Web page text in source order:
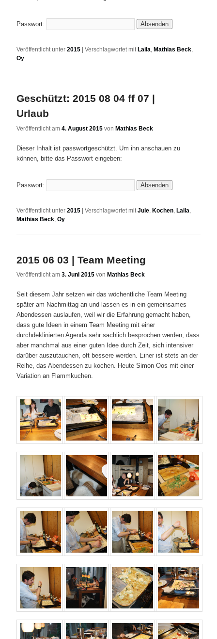
Passwort:
Veröffentlicht unter 2015 |Verschlagwortet mit Laila, Mathias Beck,
Oy
Geschützt: 2015 08 04 ff 07 |
Urlaub
Veröffentlicht am4. August 2015 vonMathias Beck
Dieser Inhalt ist passwortgeschützt. Um ihn anschauen zu
können, bitte das Passwort eingeben:
Passwort:
Veröffentlicht unter 2015 |Verschlagwortet mit Jule, Kochen, Laila,
Mathias Beck,Oy
2015 06 03 | Team Meeting
Veröffentlicht am3. Juni 2015 vonMathias Beck
Seit diesem Jahr setzen wir das wöchentliche Team Meeting
später am Nachmittag an und lassen es in ein gemeinsames
Abendessen auslaufen, weil wir die Erfahrung gemacht haben,
dass gute Ideen in einem Team Meeting mit einer
durchdeklinierten Agenda sehr sachlich besprochen werden, dass
aber manchmal aus einer guten Idee durch Zeit, sich intensiver
darüber auszutauchen, oft bessere werden. Einer ist stets an der
Reihe, das Abendessen zu kochen. Heute Simon Oos mit einer
Variation an Flammkuchen.